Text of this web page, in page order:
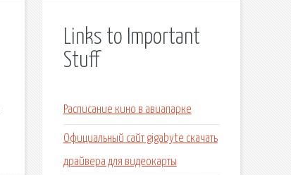
Links to Important
Stuff
Расписание кино в авиапарке
Официальный сайт gigabyte скачать
драйвера для видеокарты